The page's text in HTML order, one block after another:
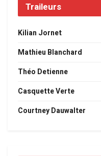
Traileurs
Kilian Jornet
Mathieu Blanchard
Théo Detienne
Casquette Verte
Courtney Dauwalter